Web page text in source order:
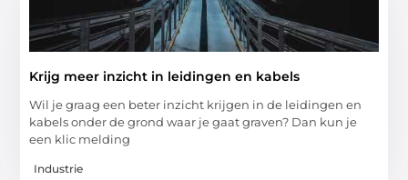
Krijg meer inzicht in leidingen en kabels
Wil je graag een beter inzicht krijgen in de leidingen en
kabels onder de grond waar je gaat graven? Dan kun je
een klic melding
Industrie